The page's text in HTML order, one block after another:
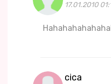
17.01.2010
cica